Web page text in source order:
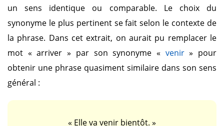
un sens identique ou comparable. Le choix du
synonyme le plus pertinent se fait selon le contexte de
la phrase. Dans cet extrait, on aurait pu remplacer le
mot « arriver » par son synonyme « venir» pour
obtenir une phrase quasiment similaire dans son sens
général :
« Elle va venir bientôt. »